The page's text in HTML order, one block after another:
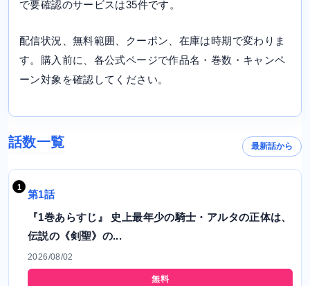
で要確認のサービスは35件です。
配信状況、無料範囲、クーポン、在庫は時期で変わりま
す。購入前に、各公式ページで作品名・巻数・キャンペ
ーン対象を確認してください。
話数一覧 最新話から
第1話
『1巻あらすじ』 史上最年少の騎士・アルタの正体は、
伝説の《剣聖》の...
2026/08/02
無料